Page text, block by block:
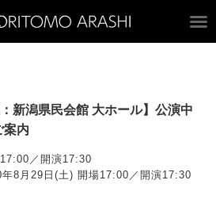
新潟県民会館 大ホール】公演中
案内
／開演17:30
8月29日(土) 開場17:00／開演17:30